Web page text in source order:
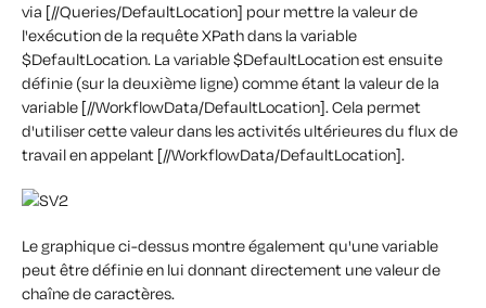
via [//Queries/DefaultLocation] pour mettre la valeur de
l'exécution de la requête XPath dans la variable
$DefaultLocation. La variable $DefaultLocation est ensuite
définie (sur la deuxième ligne) comme étant la valeur de la
variable [//WorkflowData/DefaultLocation]. Cela permet
d'utiliser cette valeur dans les activités ultérieures du flux de
travail en appelant [//WorkflowData/DefaultLocation].
Le graphique ci-dessus montre également qu'une variable
peut être définie en lui donnant directement une valeur de
chaîne de caractères.